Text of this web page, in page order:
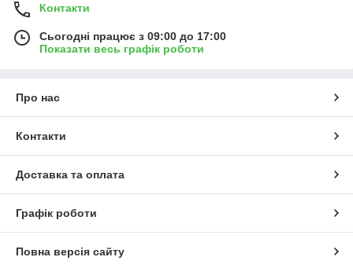
Контакти
Сьогодні працює з 09:00 до 17:00
Показати весь графік роботи
Про нас
Контакти
Доставка та оплата
Графік роботи
Повна версія сайту